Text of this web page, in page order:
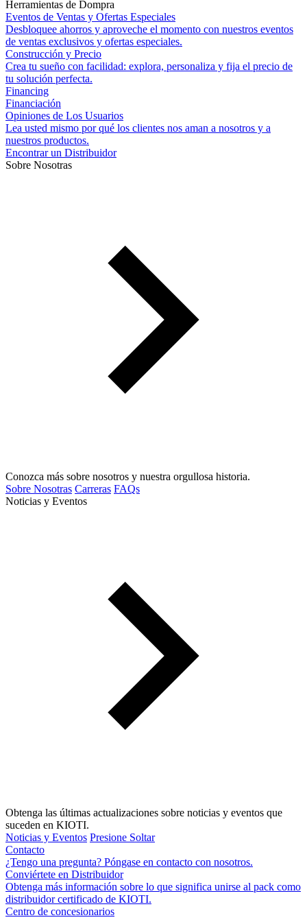
Herramientas de Dompra
Eventos de Ventas y Ofertas Especiales
Desbloquee ahorros y aproveche el momento con nuestros eventos
de ventas exclusivos y ofertas especiales.
Construcción y Precio
Crea tu sueño con facilidad: explora, personaliza y fija el precio de
tu solución perfecta.
Financing
Financiación
Opiniones de Los Usuarios
Lea usted mismo por qué los clientes nos aman a nosotros y a
nuestros productos.
Encontrar un Distribuidor
Sobre Nosotras
Conozca más sobre nosotros y nuestra orgullosa historia.
Sobre Nosotras Carreras FAQs
Noticias y Eventos
Obtenga las últimas actualizaciones sobre noticias y eventos que
suceden en KIOTI.
Noticias y Eventos Presione Soltar
Contacto
¿Tengo una pregunta? Póngase en contacto con nosotros.
Conviértete en Distribuidor
Obtenga más información sobre lo que significa unirse al pack como
distribuidor certificado de KIOTI.
Centro de concesionarios